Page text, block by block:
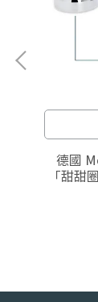
德國
「甜甜